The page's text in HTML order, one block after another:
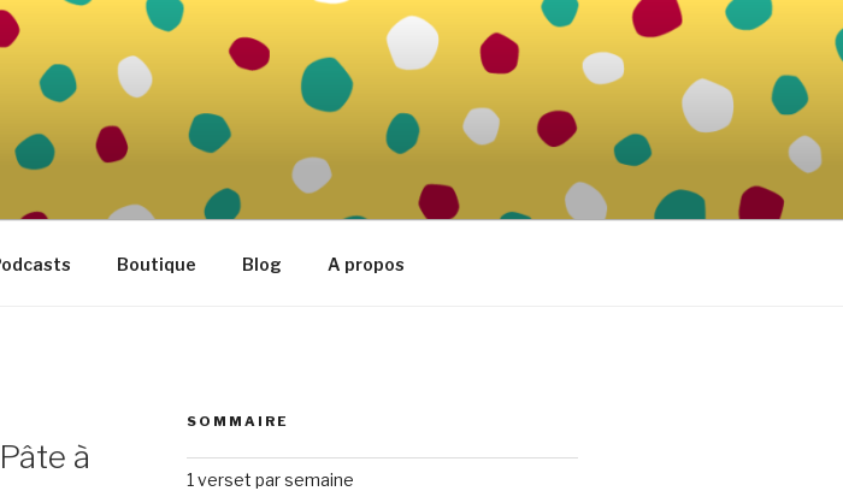
Boutique Blog A propos
à
SOMMAIRE
1 verset par semaine